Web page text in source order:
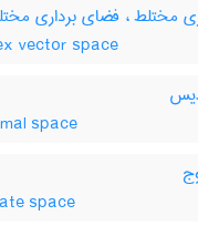
مختلط ، فضای برداری
vector space
space
space